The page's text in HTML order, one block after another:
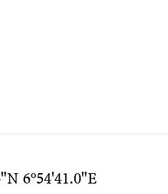
6°54'41.0"E